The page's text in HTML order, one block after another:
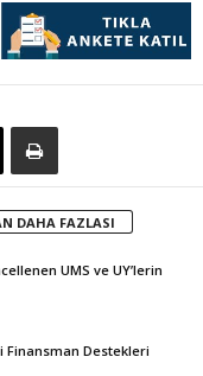
DAHA FAZLASI
UMS ve UY’lerin
Finansman Destekleri